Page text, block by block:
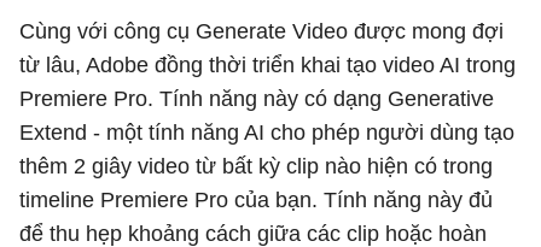
Cùng với công cụ Generate Video được mong đợi
từ lâu, Adobe đồng thời triển khai tạo video AI trong
Premiere Pro. Tính năng này có dạng Generative
Extend - một tính năng AI cho phép người dùng tạo
thêm 2 giây video từ bất kỳ clip nào hiện có trong
timeline Premiere Pro của bạn. Tính năng này đủ
để thu hẹp khoảng cách giữa các clip hoặc hoàn